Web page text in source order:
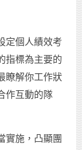
定個人績效考
指標為主要的
瞭解你工作狀
作互動的隊
實施，凸顯團